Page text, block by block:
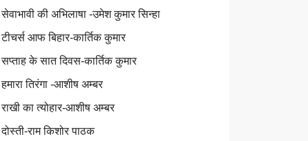
सेवाभावी की अभिलाषा -उमेश कुमार सिन्हा
टीचर्स आफ बिहार-कार्तिक कुमार
सप्ताह के सात दिवस-कार्तिक कुमार
हमारा तिरंगा -आशीष अम्बर
राखी का त्योहार-आशीष अम्बर
दोस्ती-राम किशोर पाठक